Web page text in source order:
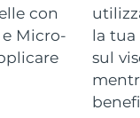
con
e Micro-
la tua
sul